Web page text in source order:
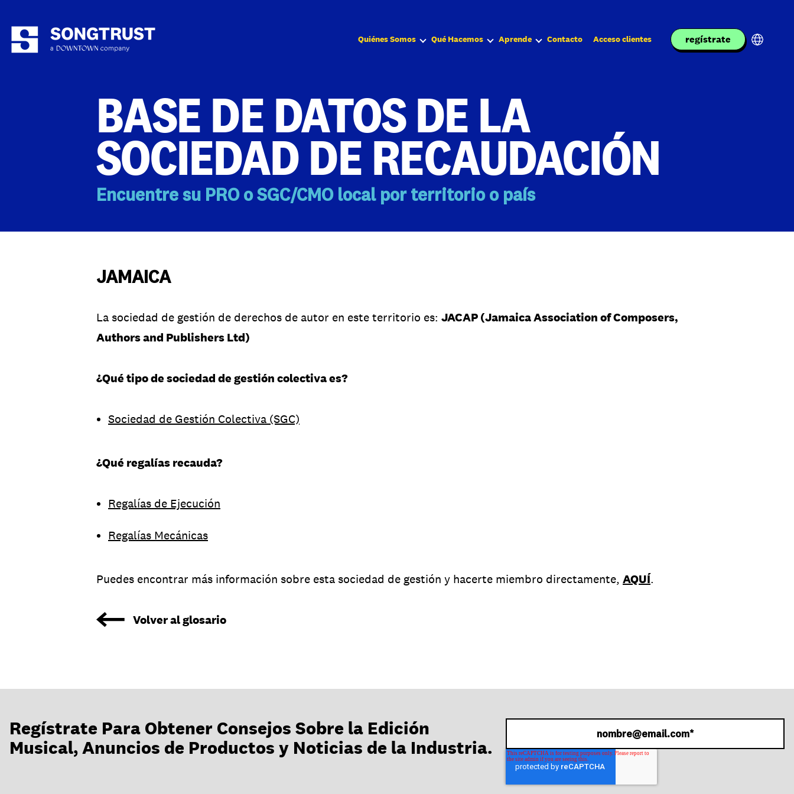
Quiénes Somos Qué Hacemos Aprende Contacto Acceso clientes regístrate
BASE DE DATOS DE LA
SOCIEDAD DE RECAUDACIÓN
Encuentre su PRO o SGC/CMO local por territorio o país
JAMAICA
La sociedad de gestión de derechos de autor en este territorio es: JACAP (Jamaica Association of Composers,
Authors and Publishers Ltd)
¿Qué tipo de sociedad de gestión colectiva es?
Sociedad de Gestión Colectiva (SGC)
¿Qué regalías recauda?
Regalías de Ejecución
Regalías Mecánicas
Puedes encontrar más información sobre esta sociedad de gestión y hacerte miembro directamente, AQUÍ.
Volver al glosario
Regístrate Para Obtener Consejos Sobre la Edición
Musical, Anuncios de Productos y Noticias de la Industria.